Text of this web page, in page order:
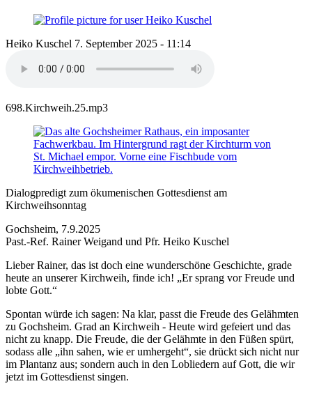
Heiko Kuschel 7. September 2025 - 11:14
698.Kirchweih.25.mp3
Dialogpredigt zum ökumenischen Gottesdienst am
Kirchweihsonntag
Gochsheim, 7.9.2025
Past.-Ref. Rainer Weigand und Pfr. Heiko Kuschel
Lieber Rainer, das ist doch eine wunderschöne Geschichte, grade
heute an unserer Kirchweih, finde ich! „Er sprang vor Freude und
lobte Gott.“
Spontan würde ich sagen: Na klar, passt die Freude des Gelähmten
zu Gochsheim. Grad an Kirchweih - Heute wird gefeiert und das
nicht zu knapp. Die Freude, die der Gelähmte in den Füßen spürt,
sodass alle „ihn sahen, wie er umhergeht“, sie drückt sich nicht nur
im Plantanz aus; sondern auch in den Lobliedern auf Gott, die wir
jetzt im Gottesdienst singen.